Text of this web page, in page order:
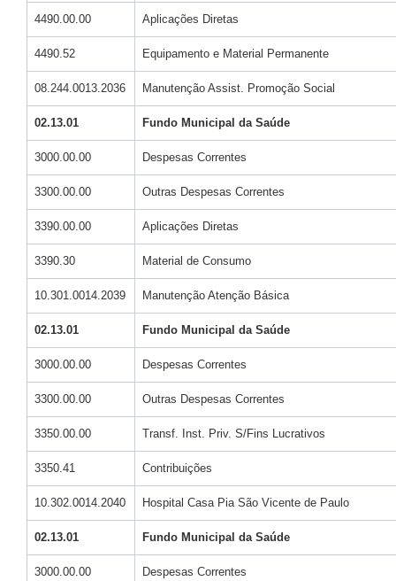
4490.00.00 Aplicações Diretas
4490.52 Equipamento e Material Permanente
08.244.0013.2036 Manutenção Assist. Promoção Social
02.13.01 Fundo Municipal da Saúde
3000.00.00 Despesas Correntes
3300.00.00 Outras Despesas Correntes
3390.00.00 Aplicações Diretas
3390.30 Material de Consumo
10.301.0014.2039 Manutenção Atenção Básica
02.13.01 Fundo Municipal da Saúde
3000.00.00 Despesas Correntes
3300.00.00 Outras Despesas Correntes
3350.00.00 Transf. Inst. Priv. S/Fins Lucrativos
3350.41 Contribuições
10.302.0014.2040 Hospital Casa Pia São Vicente de Paulo
02.13.01 Fundo Municipal da Saúde
3000.00.00 Despesas Correntes